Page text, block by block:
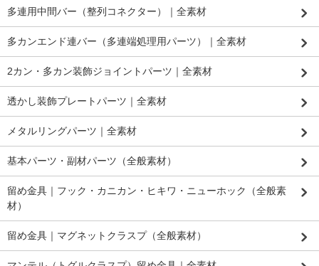
多連用中間バー（整列コネクター）｜全素材
多カンエンド連バー（多連端処理用パーツ）｜全素材
2カン・多カン装飾ジョイントパーツ｜全素材
透かし装飾プレートパーツ｜全素材
メタルリングパーツ｜全素材
基本パーツ・副材パーツ（全般素材）
留め金具｜フック・カニカン・ヒキワ・ニューホック（全般素
材）
留め金具｜マグネットクラスプ（全般素材）